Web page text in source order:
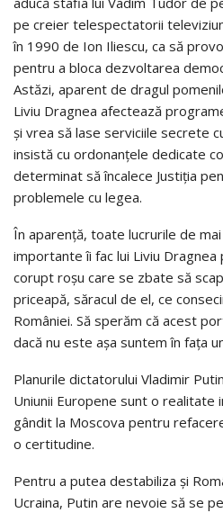
pe creier telespectatorii
în 1990 de Ion Iliescu, ca să
pentru a bloca dezvoltarea
Astăzi, aparent de dragul
Liviu Dragnea afectează
și vrea să lase serviciile secrete
insistă cu ordonanțele dedicate
determinat să încalece Justiția
problemele cu legea.
În aparență, toate lucrurile de
importante îi fac lui Liviu
corupt roșu care se zbate să
priceapă, săracul de el, ce
României. Să sperăm că acest
dacă nu este așa suntem în fața
Planurile dictatorului Vladimir
Uniunii Europene sunt o realitate
gândit la Moscova pentru
o certitudine.
Pentru a putea destabiliza și
Ucraina, Putin are nevoie să se